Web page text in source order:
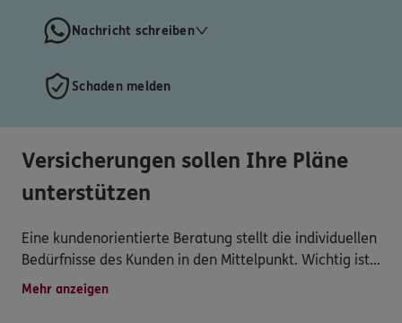
Nachricht schreiben
Schaden melden
Versicherungen sollen Ihre Pläne
unterstützen
Eine kundenorientierte Beratung stellt die individuellen
Bedürfnisse des Kunden in den Mittelpunkt. Wichtig ist
eine gründliche Bedarfsanalyse, um maßgeschneiderte
Mehr anzeigen